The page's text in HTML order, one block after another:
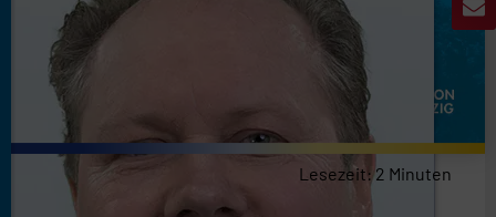
Lesezeit:2 Minuten